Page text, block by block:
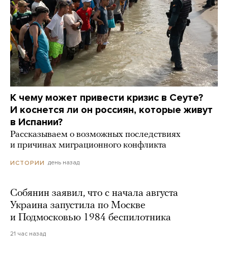
К чему может привести кризис в Сеуте?
И коснется ли он россиян, которые живут
в Испании?
Рассказываем о возможных последствиях
и причинах миграционного конфликта
ИСТОРИИ день назад
Собянин заявил, что с начала августа
Украина запустила по Москве
и Подмосковью 1984 беспилотника
21 час назад